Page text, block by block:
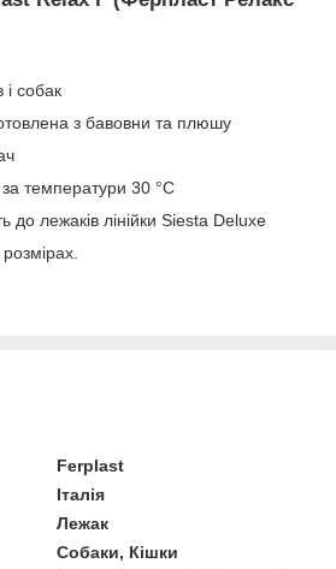
і собак
з бавовни та плюшу
температури 30 °C
до лежаків лінійки Siesta Deluxe
Ferplast
Італія
Лежак
Собаки, Кішки